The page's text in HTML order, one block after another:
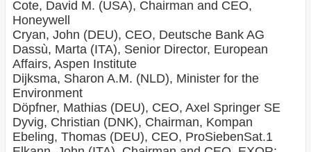
Cote, David M. (USA), Chairman and CEO,
Honeywell
Cryan, John (DEU), CEO, Deutsche Bank AG
Dassù, Marta (ITA), Senior Director, European
Affairs, Aspen Institute
Dijksma, Sharon A.M. (NLD), Minister for the
Environment
Döpfner, Mathias (DEU), CEO, Axel Springer SE
Dyvig, Christian (DNK), Chairman, Kompan
Ebeling, Thomas (DEU), CEO, ProSiebenSat.1